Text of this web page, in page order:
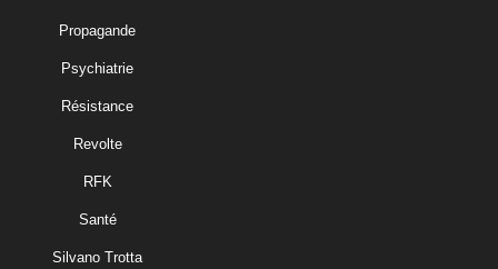
Propagande
Psychiatrie
Résistance
Revolte
RFK
Santé
Silvano Trotta